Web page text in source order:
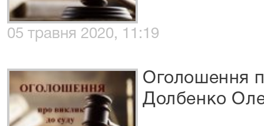
05 травня 2020, 11:19
Оголошення
Долбенко